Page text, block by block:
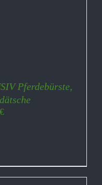
Pferdebürste,
€